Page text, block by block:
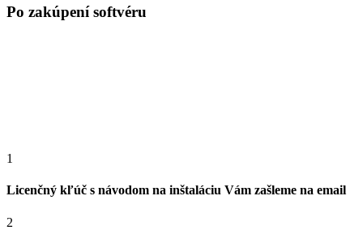
Po zakúpení softvéru
1
Licenčný kľúč s návodom na inštaláciu Vám zašleme na email
2